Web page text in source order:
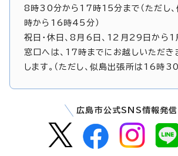
8時30分から17時15分まで（ただし
時から16時45分）
祝日・休日、8月6日、12月29日から
窓口へは、17時までにお越しいただき
します。（ただし、似島出張所は16時30
広島市公式SNS情報発信